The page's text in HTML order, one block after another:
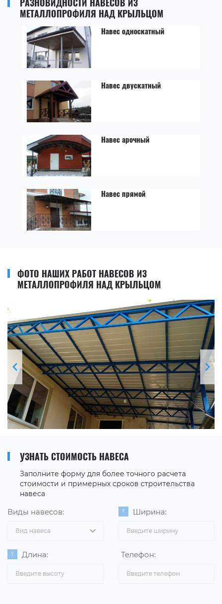
МЕТАЛЛОПРОФИЛЯ НАД КРЫЛЬЦОМ
Навес односкатный
Навес двускатный
Навес арочный
Навес прямой
ФОТО НАШИХ РАБОТ НАВЕСОВ ИЗ
МЕТАЛЛОПРОФИЛЯ НАД КРЫЛЬЦОМ
УЗНАТЬ СТОИМОСТЬ НАВЕСА
Заполните форму для более точного расчета
стоимости и примерных сроков строительства
навеса
Виды навесов:
Вид навеса
Ширина:
Длина: Телефон: